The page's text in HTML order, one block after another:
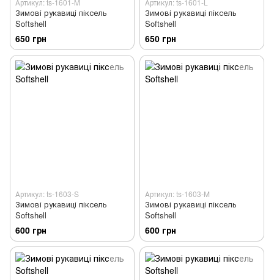
Артикул: ts-1601-M
Зимові рукавиці піксель
Softshell
650 грн
Артикул: ts-1601-L
Зимові рукавиці піксель
Softshell
650 грн
Артикул: ts-1603-S
Зимові рукавиці піксель
Softshell
600 грн
Артикул: ts-1603-M
Зимові рукавиці піксель
Softshell
600 грн